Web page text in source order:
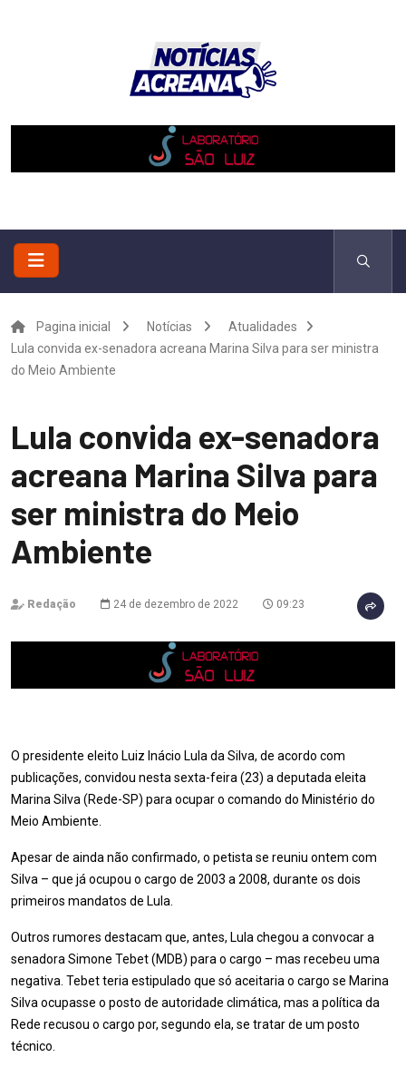
Pagina inicial Notícias
Atualidades
Lula convida ex-senadora acreana Marina Silva para ser ministra
do Meio Ambiente
Lula convida ex-senadora
acreana Marina Silva para
ser ministra do Meio
Ambiente
Redação 24 de dezembro de 2022 09:23
O presidente eleito Luiz Inácio Lula da Silva, de acordo com
publicações, convidou nesta sexta-feira (23) a deputada eleita
Marina Silva (Rede-SP) para ocupar o comando do Ministério do
Meio Ambiente.
Apesar de ainda não confirmado, o petista se reuniu ontem com
Silva – que já ocupou o cargo de 2003 a 2008, durante os dois
primeiros mandatos de Lula.
Outros rumores destacam que, antes, Lula chegou a convocar a
senadora Simone Tebet (MDB) para o cargo – mas recebeu uma
negativa. Tebet teria estipulado que só aceitaria o cargo se Marina
Silva ocupasse o posto de autoridade climática, mas a política da
Rede recusou o cargo por, segundo ela, se tratar de um posto
técnico.